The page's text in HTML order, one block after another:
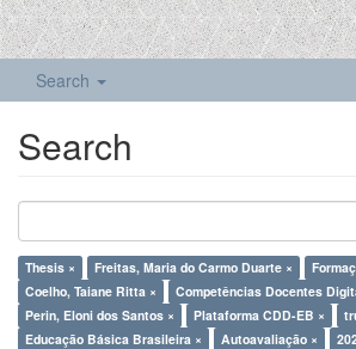
Search
Search
Thesis × Freitas, Maria do Carmo Duarte ×
Coelho, Taiane Ritta ×
Competências Docentes
Perin, Eloni dos Santos ×
Plataforma CDD-EB ×
Educação Básica Brasileira ×
Autoavaliação ×